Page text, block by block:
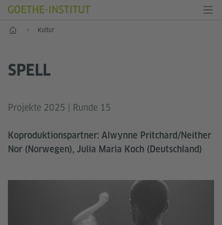
Start Kultur
SPELL
Projekte 2025 | Runde 15
Koproduktionspartner: Alwynne Pritchard/Neither
Nor (Norwegen), Julia Maria Koch (Deutschland)